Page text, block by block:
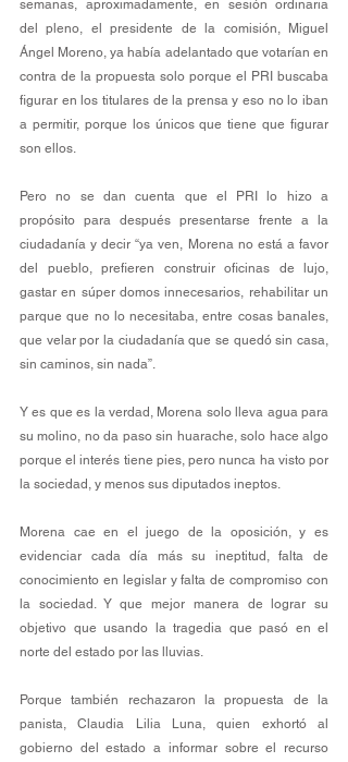
semanas, aproximadamente, en sesión ordinaria
del pleno, el presidente de la comisión, Miguel
Ángel Moreno, ya había adelantado que votarían en
contra de la propuesta solo porque el PRI buscaba
figurar en los titulares de la prensa y eso no lo iban
a permitir, porque los únicos que tiene que figurar
son ellos.
Pero no se dan cuenta que el PRI lo hizo a
propósito para después presentarse frente a la
ciudadanía y decir “ya ven, Morena no está a favor
del pueblo, prefieren construir oficinas de lujo,
gastar en súper domos innecesarios, rehabilitar un
parque que no lo necesitaba, entre cosas banales,
que velar por la ciudadanía que se quedó sin casa,
sin caminos, sin nada”.
Y es que es la verdad, Morena solo lleva agua para
su molino, no da paso sin huarache, solo hace algo
porque el interés tiene pies, pero nunca ha visto por
la sociedad, y menos sus diputados ineptos.
Morena cae en el juego de la oposición, y es
evidenciar cada día más su ineptitud, falta de
conocimiento en legislar y falta de compromiso con
la sociedad. Y que mejor manera de lograr su
objetivo que usando la tragedia que pasó en el
norte del estado por las lluvias.
Porque también rechazaron la propuesta de la
panista, Claudia Lilia Luna, quien exhortó al
gobierno del estado a informar sobre el recurso